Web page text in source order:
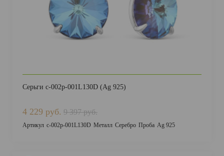
Серьги с-002р-001L130D (Ag 925)
4 229 руб. 9 397 руб.
Артикул с-002р-001L130D Металл Серебро Проба Ag 925